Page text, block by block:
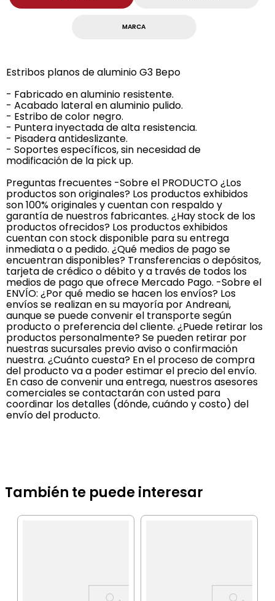
MARCA
Estribos planos de aluminio G3 Bepo
- Fabricado en aluminio resistente.
- Acabado lateral en aluminio pulido.
- Estribo de color negro.
- Puntera inyectada de alta resistencia.
- Pisadera antideslizante.
- Soportes específicos, sin necesidad de
modificación de la pick up.
Preguntas frecuentes -Sobre el PRODUCTO ¿Los
productos son originales? Los productos exhibidos
son 100% originales y cuentan con respaldo y
garantía de nuestros fabricantes. ¿Hay stock de los
productos ofrecidos? Los productos exhibidos
cuentan con stock disponible para su entrega
inmediata o a pedido. ¿Qué medios de pago se
encuentran disponibles? Transferencias o depósitos,
tarjeta de crédico o débito y a través de todos los
medios de pago que ofrece Mercado Pago. -Sobre el
ENVÍO: ¿Por qué medio se hacen los envíos? Los
envíos se realizan en su mayoría por Andreani,
aunque se puede convenir el transporte según
producto o preferencia del cliente. ¿Puede retirar los
productos personalmente? Se pueden retirar por
nuestras sucursales previo aviso o confirmación
nuestra. ¿Cuánto cuesta? En el proceso de compra
del producto va a poder estimar el precio del envío.
En caso de convenir una entrega, nuestros asesores
comerciales se contactarán con usted para
coordinar los detalles (dónde, cuándo y costo) del
envío del producto.
También te puede interesar